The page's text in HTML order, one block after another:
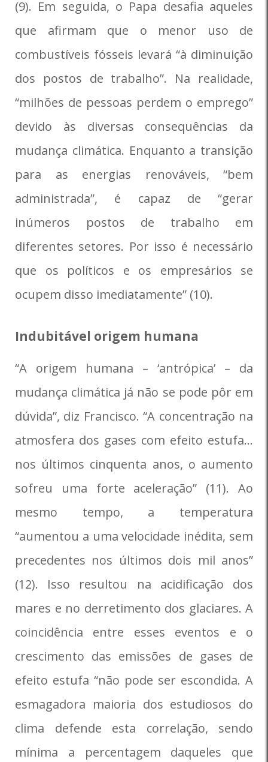
(9). Em seguida, o Papa desafia aqueles
que afirmam que o menor uso de
combustíveis fósseis levará “à diminuição
dos postos de trabalho”. Na realidade,
“milhões de pessoas perdem o emprego”
devido às diversas consequências da
mudança climática. Enquanto a transição
para as energias renováveis, “bem
administrada”, é capaz de “gerar
inúmeros postos de trabalho em
diferentes setores. Por isso é necessário
que os políticos e os empresários se
ocupem disso imediatamente” (10).
Indubitável origem humana
“A origem humana – ‘antrópica’ – da
mudança climática já não se pode pôr em
dúvida”, diz Francisco. “A concentração na
atmosfera dos gases com efeito estufa…
nos últimos cinquenta anos, o aumento
sofreu uma forte aceleração” (11). Ao
mesmo tempo, a temperatura
“aumentou a uma velocidade inédita, sem
precedentes nos últimos dois mil anos”
(12). Isso resultou na acidificação dos
mares e no derretimento dos glaciares. A
coincidência entre esses eventos e o
crescimento das emissões de gases de
efeito estufa “não pode ser escondida. A
esmagadora maioria dos estudiosos do
clima defende esta correlação, sendo
mínima a percentagem daqueles que